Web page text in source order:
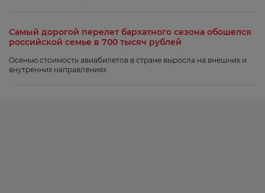
Самый дорогой перелет бархатного сезона обошелся
российской семье в 700 тысяч рублей
Осенью стоимость авиабилетов в стране выросла на внешних и
внутренних направлениях